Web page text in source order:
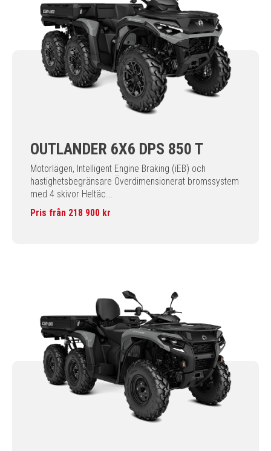
OUTLANDER 6X6 DPS 850 T
Motorlägen, Intelligent Engine Braking (iEB) och
hastighetsbegränsare Överdimensionerat bromssystem
med 4 skivor Heltäc...
Pris från 218 900 kr